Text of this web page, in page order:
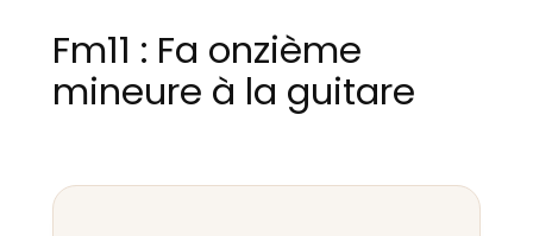
Fm11 : Fa onzième
mineure à la guitare